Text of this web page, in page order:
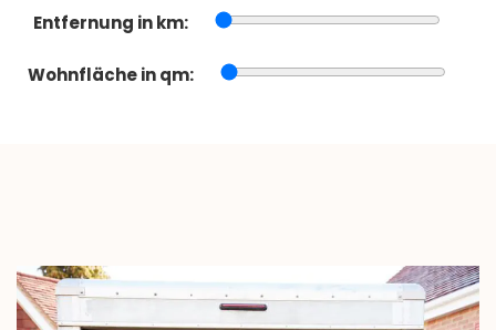
Entfernung in km:
Wohnfläche in qm: